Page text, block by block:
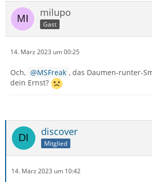
milupo
Gast
14. März 2023 um 00:25
Och, MSFreak , das Daumen-runter-
dein Ernst?
discover
Mitglied
14. März 2023 um 10:42